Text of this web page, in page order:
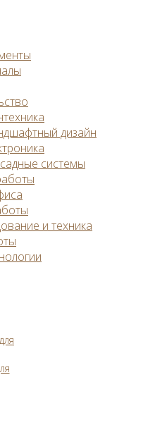
дизайн
системы
и техника